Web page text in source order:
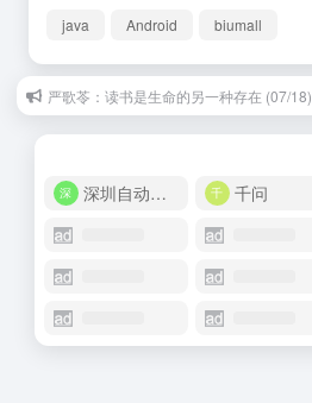
java Android biumall
严歌苓：读书是生命的另一种存在 (07/18)
深圳自动化商城
千问